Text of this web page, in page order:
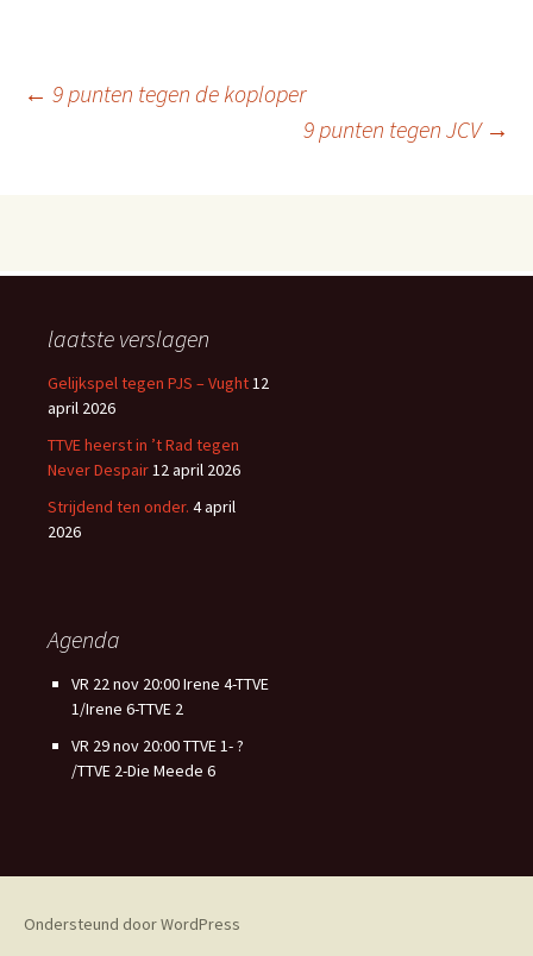
Berichtnavigatie
← 9 punten tegen de koploper
9 punten tegen JCV →
laatste verslagen
Gelijkspel tegen PJS – Vught12
april 2026
TTVE heerst in ’t Rad tegen
Never Despair12 april 2026
Strijdend ten onder. 4 april
2026
Agenda
VR 22 nov 20:00 Irene 4-TTVE
1/Irene 6-TTVE 2
VR 29 nov 20:00 TTVE 1- ?
/TTVE 2-Die Meede 6
Ondersteund door WordPress